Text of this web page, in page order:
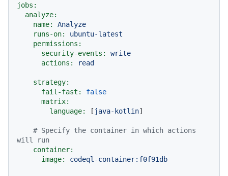
jobs:
analyze:
name:
Analyze
runs-on:
ubuntu-latest
permissions:
security-events:
write
actions:
read
strategy:
fail-fast:
false
matrix:
language:
[ java-kotlin]
# Specify the container in which actions
will run
container:
image:
codeql-container:f0f91db